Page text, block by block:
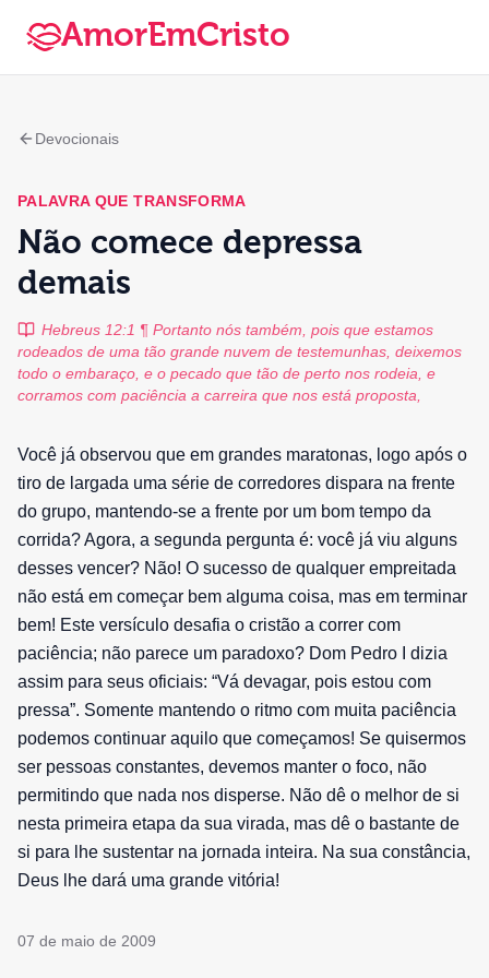
AmorEmCristo
Devocionais
PALAVRA QUE TRANSFORMA
Não comece depressa
demais
Hebreus 12:1 ¶ Portanto nós também, pois que estamos
rodeados de uma tão grande nuvem de testemunhas, deixemos
todo o embaraço, e o pecado que tão de perto nos rodeia, e
corramos com paciência a carreira que nos está proposta,
Você já observou que em grandes maratonas, logo após o
tiro de largada uma série de corredores dispara na frente
do grupo, mantendo-se a frente por um bom tempo da
corrida? Agora, a segunda pergunta é: você já viu alguns
desses vencer? Não! O sucesso de qualquer empreitada
não está em começar bem alguma coisa, mas em terminar
bem! Este versículo desafia o cristão a correr com
paciência; não parece um paradoxo? Dom Pedro I dizia
assim para seus oficiais: “Vá devagar, pois estou com
pressa”. Somente mantendo o ritmo com muita paciência
podemos continuar aquilo que começamos! Se quisermos
ser pessoas constantes, devemos manter o foco, não
permitindo que nada nos disperse. Não dê o melhor de si
nesta primeira etapa da sua virada, mas dê o bastante de
si para lhe sustentar na jornada inteira. Na sua constância,
Deus lhe dará uma grande vitória!
07 de maio de 2009